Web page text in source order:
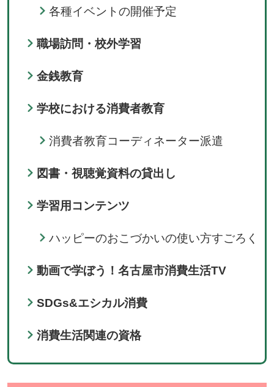
各種イベントの開催予定
職場訪問・校外学習
金銭教育
学校における消費者教育
消費者教育コーディネーター派遣
図書・視聴覚資料の貸出し
学習用コンテンツ
ハッピーのおこづかいの使い方すごろく
動画で学ぼう！名古屋市消費生活TV
SDGs&エシカル消費
消費生活関連の資格